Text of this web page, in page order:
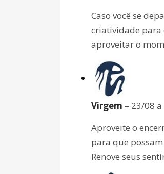
Caso você se
criatividade para
aproveitar o
Virgem – 23/08
Aproveite o
para que
Renove seus